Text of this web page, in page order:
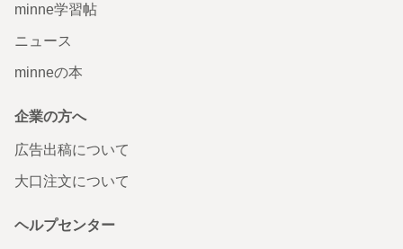
minne学習帖
ニュース
minneの本
企業の方へ
広告出稿について
大口注文について
ヘルプセンター